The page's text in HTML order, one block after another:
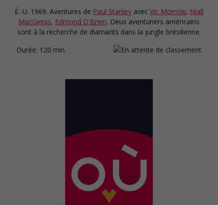
É.-U. 1969. Aventures de Paul Stanley avec Vic Morrow, Niall
MacGinnis, Edmond O'Brien. Deux aventuriers américains
sont à la recherche de diamants dans la jungle brésilienne.
Durée: 120 min.